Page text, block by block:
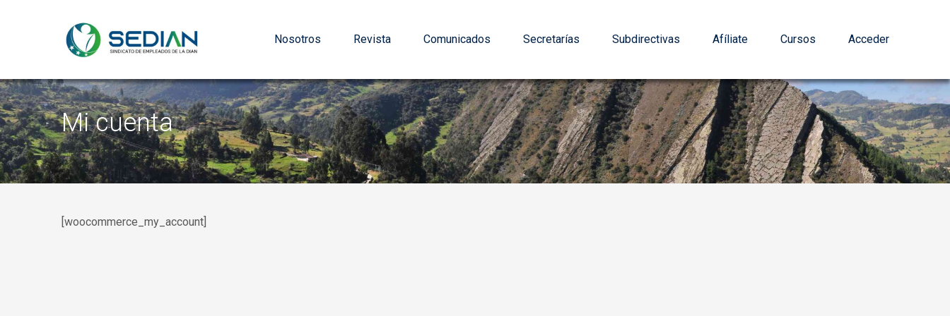
Nosotros Revista Comunicados Secretarías Subdirectivas Afíliate Cursos Acceder
Mi cuenta
[woocommerce_my_account]